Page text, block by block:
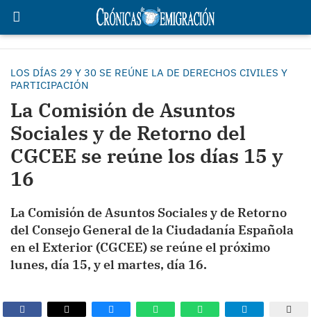
LOS DÍAS 29 Y 30 SE REÚNE LA DE DERECHOS CIVILES Y
PARTICIPACIÓN
La Comisión de Asuntos
Sociales y de Retorno del
CGCEE se reúne los días 15 y
16
La Comisión de Asuntos Sociales y de Retorno
del Consejo General de la Ciudadanía Española
en el Exterior (CGCEE) se reúne el próximo
lunes, día 15, y el martes, día 16.